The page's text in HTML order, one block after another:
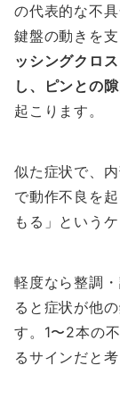
の代表的な不具
鍵盤の動きを
ッシングクロ
し、ピンとの
起こります。
似た症状で、
で動作不良を
もる」という
軽度なら整調
ると症状が他
す。1〜2本の
るサインだと